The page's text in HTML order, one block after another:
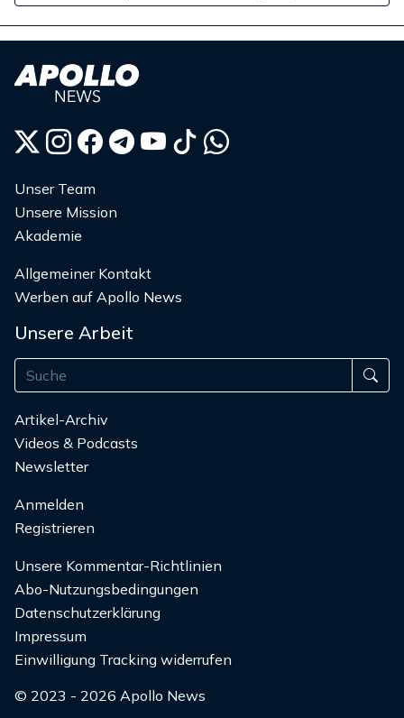
Unser Team
Unsere Mission
Akademie
Allgemeiner Kontakt
Werben auf Apollo News
Unsere Arbeit
Artikel-Archiv
Videos & Podcasts
Newsletter
Anmelden
Registrieren
Unsere Kommentar-Richtlinien
Abo-Nutzungsbedingungen
Datenschutzerklärung
Impressum
Einwilligung Tracking widerrufen
© 2023 - 2026 Apollo News